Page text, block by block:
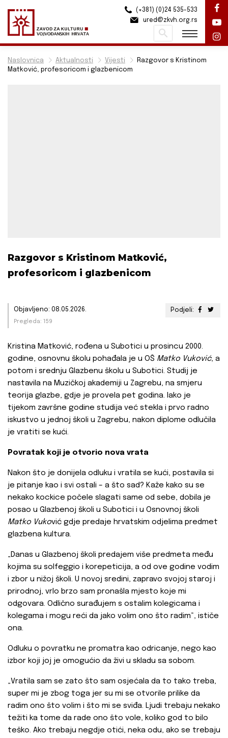
Naslovnica Aktualnosti Vijesti
Razgovor s Kristinom
Matković, profesoricom i glazbenicom
Razgovor s Kristinom Matković,
profesoricom i glazbenicom
Podjeli:
Objavljeno: 08.05.2026.
Pregleda: 159
Kristina Matković, rođena u Subotici u prosincu 2000.
godine, osnovnu školu pohađala je u OŠ Matko Vuković, a
potom i srednju Glazbenu školu u Subotici. Studij je
nastavila na Muzičkoj akademiji u Zagrebu, na smjeru
teorija glazbe, gdje je provela pet godina. Iako je
tijekom završne godine studija već stekla i prvo radno
iskustvo u jednoj školi u Zagrebu, nakon diplome odlučila
je vratiti se kući.
Povratak koji je otvorio nova vrata
Nakon što je donijela odluku i vratila se kući, postavila si
je pitanje kao i svi ostali – a što sad? Kaže kako su se
nekako kockice počele slagati same od sebe, dobila je
posao u Glazbenoj školi u Subotici i u Osnovnoj školi
Matko Vuković gdje predaje hrvatskim odjelima predmet
glazbena kultura.
„Danas u Glazbenoj školi predajem više predmeta među
kojima su solfeggio i korepeticija, a od ove godine vodim
i zbor u nižoj školi. U novoj sredini, zapravo svojoj staroj i
prirodnoj, vrlo brzo sam pronašla mjesto koje mi
odgovara. Odlično surađujem s ostalim kolegicama i
kolegama i mogu reći da jako volim ono što radim“, ističe
ona.
Odluku o povratku ne promatra kao odricanje, nego kao
izbor koji joj je omogućio da živi u skladu sa sobom.
„Vratila sam se zato što sam osjećala da to tako treba,
super mi je zbog toga jer su mi se otvorile prilike da
radim ono što volim i što mi se sviđa. Ljudi trebaju nekako
težiti ka tome da rade ono što vole, koliko god to bilo
teško. Ako trebaju negdje otići, neka odu, ako se trebaju
(+381) (0)24 535-533
ured@zkvh.org.rs
Pretraži